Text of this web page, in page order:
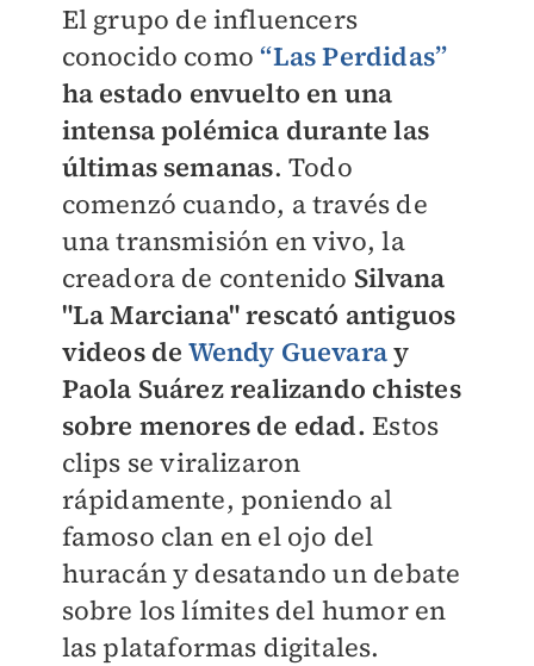
El grupo de influencers
conocido como“Las Perdidas”
ha estado envuelto en una
intensa polémica durante las
últimas semanas. Todo
comenzó cuando, a través de
una transmisión en vivo, la
creadora de contenido Silvana
"La Marciana" rescató antiguos
videos de Wendy Guevaray
Paola Suárez realizando chistes
sobre menores de edad.Estos
clips se viralizaron
rápidamente, poniendo al
famoso clan en el ojo del
huracán y desatando un debate
sobre los límites del humor en
las plataformas digitales.